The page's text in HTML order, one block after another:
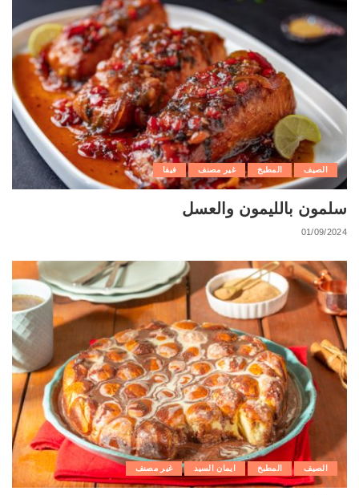
الصيف المطبخ غير مصنف فيفا
سلمون بالليمون والعسل
01/09/2024
الصيف المطبخ ايمان السيد غير مصنف